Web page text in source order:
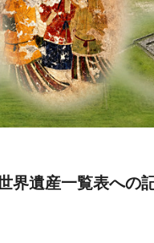
界遺産一覧表への